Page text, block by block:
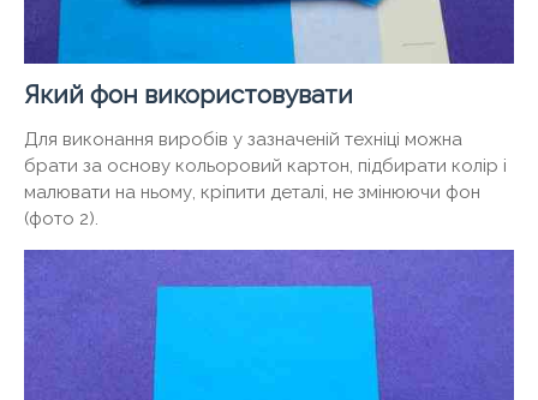
Який фон використовувати
Для виконання виробів у зазначеній техніці можна
брати за основу кольоровий картон, підбирати колір і
малювати на ньому, кріпити деталі, не змінюючи фон
(фото 2).